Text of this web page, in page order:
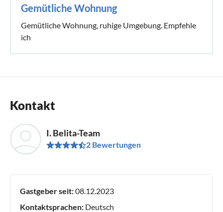
Gemütliche Wohnung
Gemütliche Wohnung, ruhige Umgebung. Empfehle
ich
Kontakt
I. Belita-Team
2 Bewertungen
Gastgeber seit:08.12.2023
Kontaktsprachen: Deutsch